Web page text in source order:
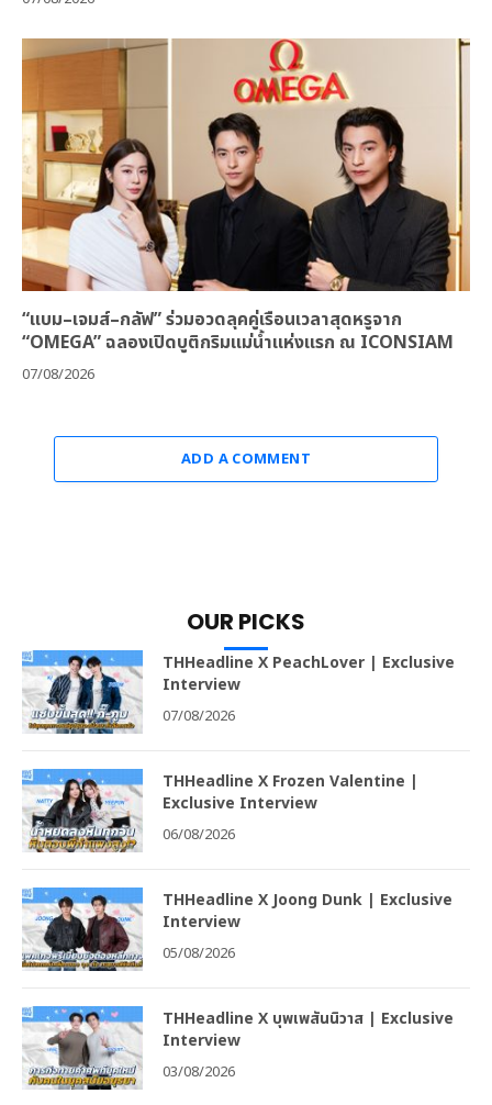
“แบม–เจมส์–กลัฟ” ร่วมอวดลุคคู่เรือนเวลาสุดหรูจาก
“OMEGA” ฉลองเปิดบูติกริมแม่น้ำแห่งแรก ณ ICONSIAM
07/08/2026
ADD A COMMENT
OUR PICKS
THHeadline X PeachLover | Exclusive
Interview
07/08/2026
THHeadline X Frozen Valentine |
Exclusive Interview
06/08/2026
THHeadline X Joong Dunk | Exclusive
Interview
05/08/2026
THHeadline X บุพเพสันนิวาส | Exclusive
Interview
03/08/2026